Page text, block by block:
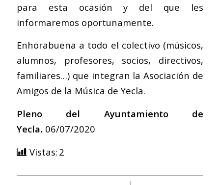
para esta ocasión y del que les
informaremos oportunamente.
Enhorabuena a todo el colectivo (músicos,
alumnos, profesores, socios, directivos,
familiares…) que integran la Asociación de
Amigos de la Música de Yecla.
Pleno del Ayuntamiento de
Yecla, 06/07/2020
Vistas: 2